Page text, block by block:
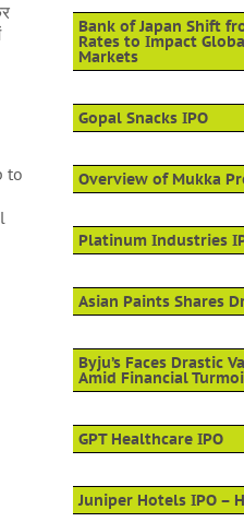
to
Bank of Japan Shift
Rates to Impact
Markets
Gopal Snacks IPO
Overview of Mukka
Platinum Industries
Asian Paints Shares
Byju’s Faces Drastic
Amid Financial
GPT Healthcare IPO
Juniper Hotels IPO –